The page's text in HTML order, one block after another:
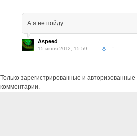
А я не пойду.
Aspeed
15 июня 2012, 15:59 ↑
Только зарегистрированные и авторизованные
комментарии.